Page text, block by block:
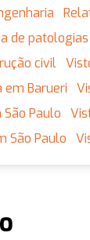
de
civil
em Barueri
São Paulo
São Paulo